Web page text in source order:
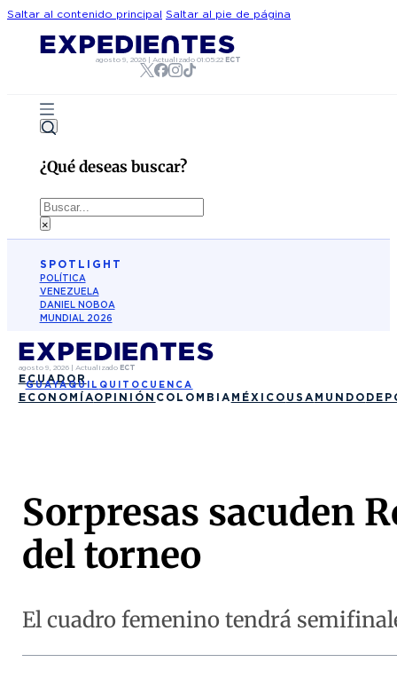
Saltar al contenido principal Saltar al pie de página
agosto 9, 2026 |Actualizado01:05:22 ECT
¿Qué deseas buscar?
Buscar
×
SPOTLIGHT
POLÍTICA
VENEZUELA
DANIEL NOBOA
MUNDIAL 2026
agosto 9, 2026| Actualizado ECT
ECUADOR
GUAYAQUIL QUITO CUENCA
ECONOMÍAOPINIÓN COLOMBIA MÉXICO USA MUNDO
Sorpresas sacuden
del torneo
El cuadro femenino tendrá